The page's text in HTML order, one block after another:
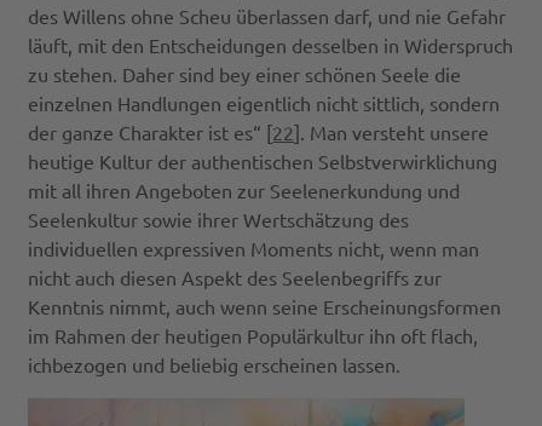
des Willens ohne Scheu überlassen darf, und nie Gefahr
läuft, mit den Entscheidungen desselben in Widerspruch
zu stehen. Daher sind bey einer schönen Seele die
einzelnen Handlungen eigentlich nicht sittlich, sondern
der ganze Charakter ist es“ [22]. Man versteht unsere
heutige Kultur der authentischen Selbstverwirklichung
mit all ihren Angeboten zur Seelenerkundung und
Seelenkultur sowie ihrer Wertschätzung des
individuellen expressiven Moments nicht, wenn man
nicht auch diesen Aspekt des Seelenbegriffs zur
Kenntnis nimmt, auch wenn seine Erscheinungsformen
im Rahmen der heutigen Populärkultur ihn oft flach,
ichbezogen und beliebig erscheinen lassen.